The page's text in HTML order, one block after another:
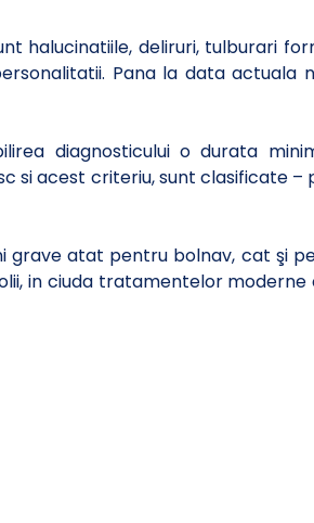
halucinatiile, deliruri, tulburari
Pana la data actuala
diagnosticului o durata
si acest criteriu, sunt clasificate –
grave atat pentru bolnav, cat şi
in ciuda tratamentelor moderne